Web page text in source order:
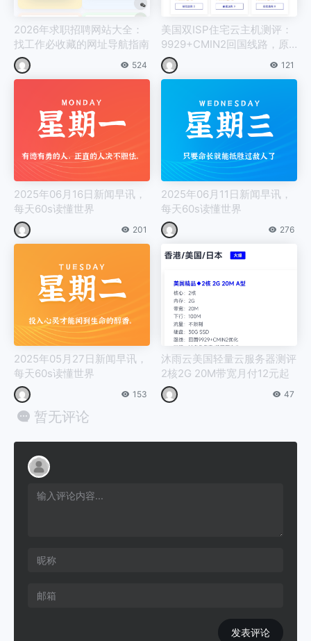
2026年求职招聘网站大全：
找工作必收藏的网址导航指南
524
美国双ISP住宅云主机测评：
9929+CMIN2回国线路，原
生IP解锁TikTok与亚马逊，4
5元/月起
121
2025年06月16日新闻早讯，
每天60s读懂世界
201
2025年06月11日新闻早讯，
每天60s读懂世界
276
2025年05月27日新闻早讯，
每天60s读懂世界
153
沐雨云美国轻量云服务器测评
2核2G 20M带宽月付12元起
47
暂无评论
发表评论